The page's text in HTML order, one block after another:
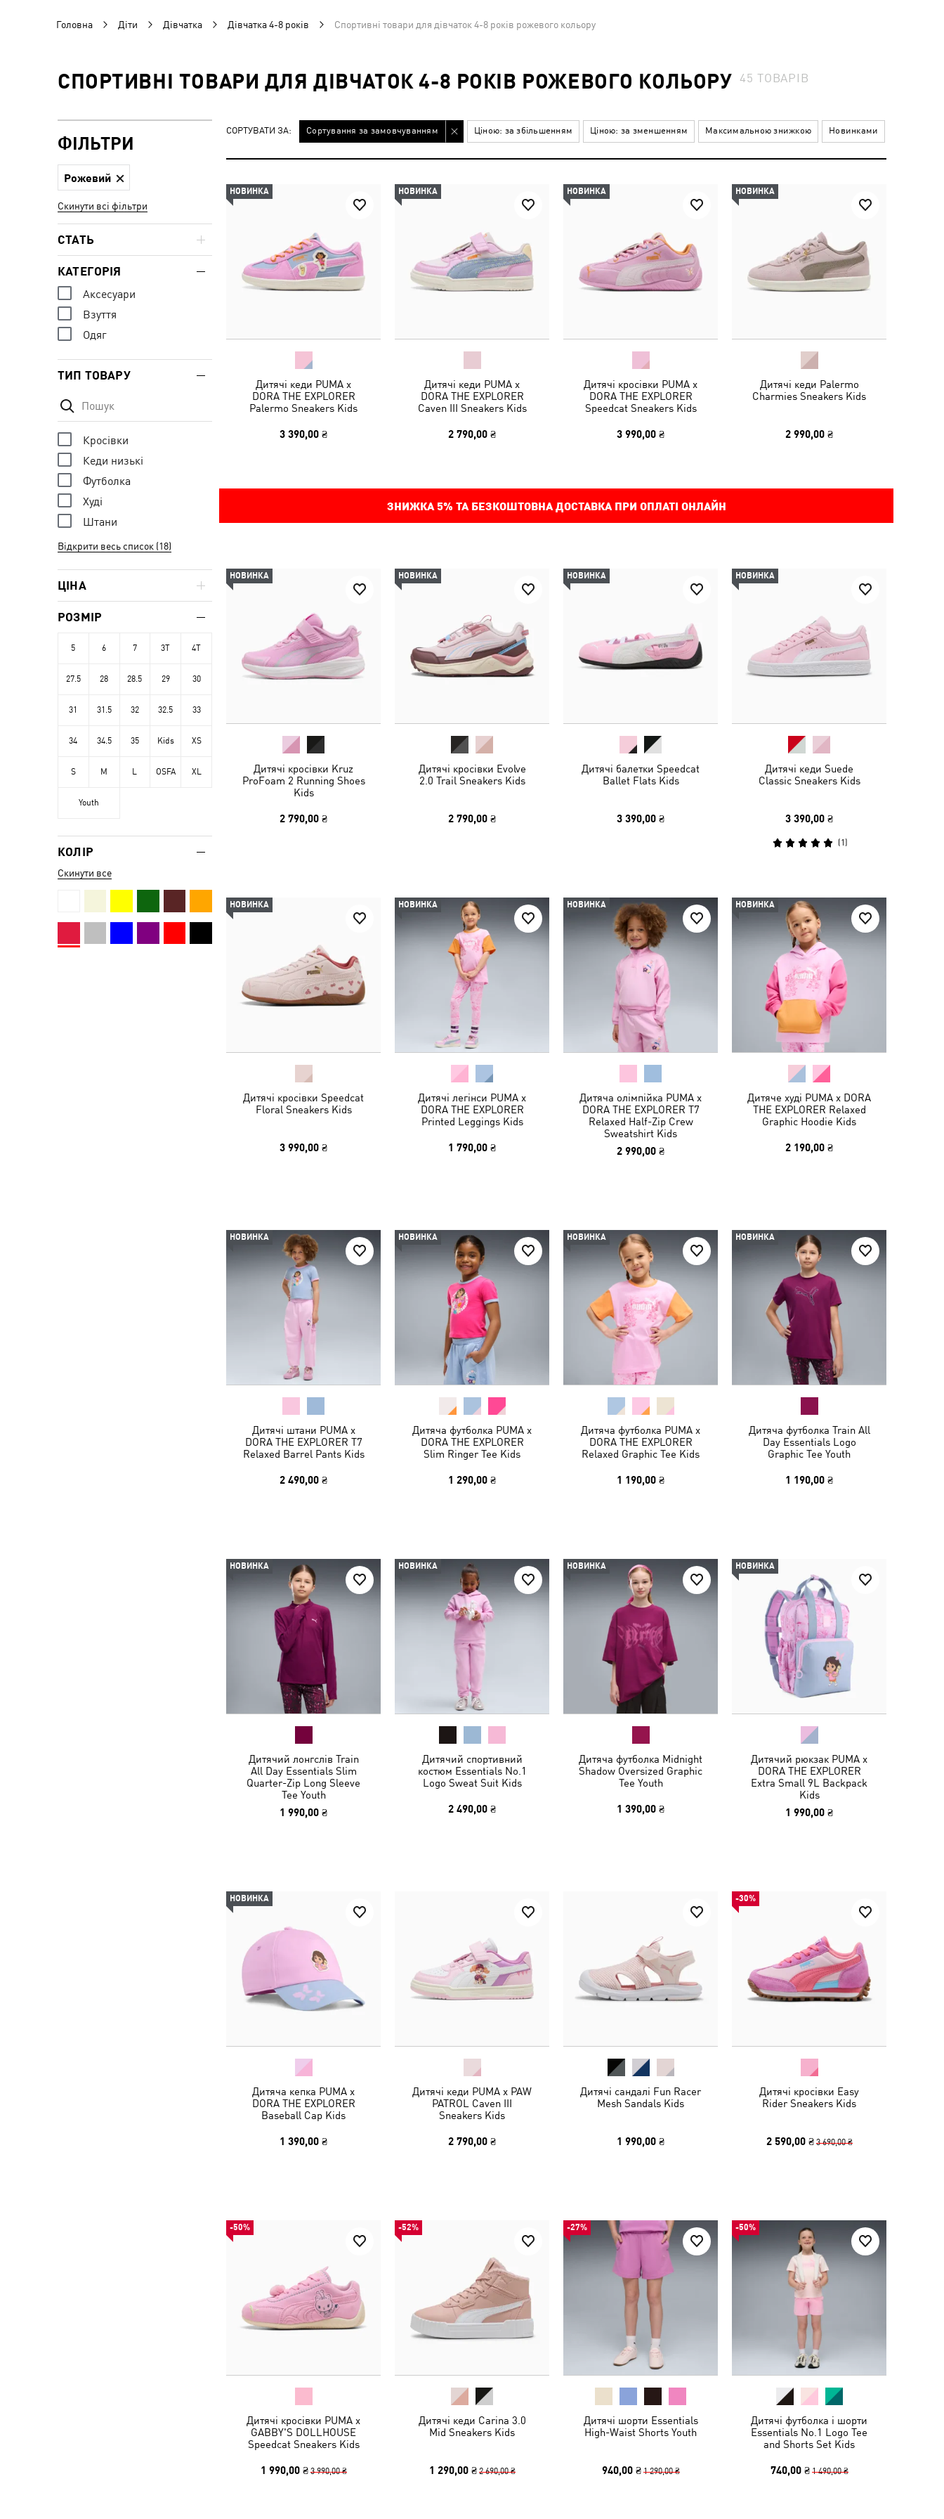
Головна Діти Дівчатка Дівчатка 4-8 років Спортивні товари для дівчаток 4-8 років рожевого кольору
СПОРТИВНІ ТОВАРИ ДЛЯ ДІВЧАТОК 4-8 РОКІВ РОЖЕВОГО КОЛЬОРУ 45 ТОВАРІВ
СОРТУВАТИ ЗА: Сортування за замовчуванням Ціною: за збільшенням Ціною: за зменшенням Максимальною знижкою Новинками
НОВИНКА
Дитячі кеди PUMA x
DORA THE EXPLORER
Palermo Sneakers Kids
3 390,00 ₴
НОВИНКА
Дитячі кеди PUMA x
DORA THE EXPLORER
Caven III Sneakers Kids
2 790,00 ₴
НОВИНКА
Дитячі кросівки PUMA x
DORA THE EXPLORER
Speedcat Sneakers Kids
3 990,00 ₴
НОВИНКА
Дитячі кеди Palermo
Charmies Sneakers Kids
2 990,00 ₴
ЗНИЖКА 5% ТА БЕЗКОШТОВНА ДОСТАВКА ПРИ ОПЛАТІ ОНЛАЙН
НОВИНКА
Дитячі кросівки Kruz
ProFoam 2 Running Shoes
Kids
2 790,00 ₴
НОВИНКА
Дитячі кросівки Evolve
2.0 Trail Sneakers Kids
2 790,00 ₴
НОВИНКА
Дитячі балетки Speedcat
Ballet Flats Kids
3 390,00 ₴
НОВИНКА
Дитячі кеди Suede
Classic Sneakers Kids
3 390,00 ₴
(1 )
НОВИНКА
Дитячі кросівки Speedcat
Floral Sneakers Kids
3 990,00 ₴
НОВИНКА
Дитячі легінси PUMA x
DORA THE EXPLORER
Printed Leggings Kids
1 790,00 ₴
НОВИНКА
Дитяча олімпійка PUMA x
DORA THE EXPLORER T7
Relaxed Half-Zip Crew
Sweatshirt Kids
2 990,00 ₴
НОВИНКА
Дитяче худі PUMA x DORA
THE EXPLORER Relaxed
Graphic Hoodie Kids
2 190,00 ₴
НОВИНКА
Дитячі штани PUMA x
DORA THE EXPLORER T7
Relaxed Barrel Pants Kids
2 490,00 ₴
НОВИНКА
Дитяча футболка PUMA x
DORA THE EXPLORER
Slim Ringer Tee Kids
1 290,00 ₴
НОВИНКА
Дитяча футболка PUMA x
DORA THE EXPLORER
Relaxed Graphic Tee Kids
1 190,00 ₴
НОВИНКА
Дитяча футболка Train All
Day Essentials Logo
Graphic Tee Youth
1 190,00 ₴
НОВИНКА
Дитячий лонгслів Train
All Day Essentials Slim
Quarter-Zip Long Sleeve
Tee Youth
1 990,00 ₴
НОВИНКА
Дитячий спортивний
костюм Essentials No.1
Logo Sweat Suit Kids
2 490,00 ₴
НОВИНКА
Дитяча футболка Midnight
Shadow Oversized Graphic
Tee Youth
1 390,00 ₴
НОВИНКА
Дитячий рюкзак PUMA x
DORA THE EXPLORER
Extra Small 9L Backpack
Kids
1 990,00 ₴
НОВИНКА
Дитяча кепка PUMA x
DORA THE EXPLORER
Baseball Cap Kids
1 390,00 ₴
Дитячі кеди PUMA x PAW
PATROL Caven III
Sneakers Kids
2 790,00 ₴
Дитячі сандалі Fun Racer
Mesh Sandals Kids
1 990,00 ₴
-30%
Дитячі кросівки Easy
Rider Sneakers Kids
2 590,00 ₴ 3 690,00 ₴
-50%
Дитячі кросівки PUMA x
GABBY'S DOLLHOUSE
Speedcat Sneakers Kids
1 990,00 ₴ 3 990,00 ₴
-52%
Дитячі кеди Carina 3.0
Mid Sneakers Kids
1 290,00 ₴ 2 690,00 ₴
-27%
Дитячі шорти Essentials
High-Waist Shorts Youth
940,00 ₴ 1 290,00 ₴
-50%
Дитячі футболка і шорти
Essentials No.1 Logo Tee
and Shorts Set Kids
740,00 ₴ 1 490,00 ₴
ФІЛЬТРИ
Рожевий
Скинути всі фільтри
СТАТЬ
КАТЕГОРІЯ
Аксесуари
Взуття
Одяг
ТИП ТОВАРУ
Кросівки
Кеди низькі
Футболка
Худі
Штани
Відкрити весь список (18)
ЦІНА
РОЗМІР
5 6 7 3T 4T
27.5 28 28.5 29 30
31 31.5 32 32.5 33
34 34.5 35 Kids XS
S M L OSFA XL
Youth
КОЛІР
Скинути все